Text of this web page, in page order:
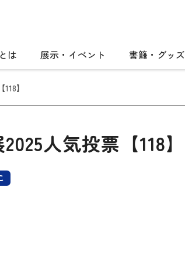
は 展示・イベント 書籍・グッズ
】
人気投票【118】